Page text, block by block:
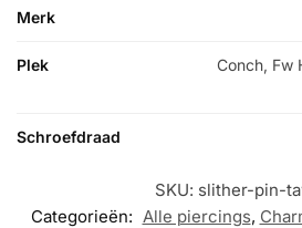
Merk
Plek
Conch, Fw
Schroefdraad
SKU: slither-pin-
Categorieën: Alle piercings,